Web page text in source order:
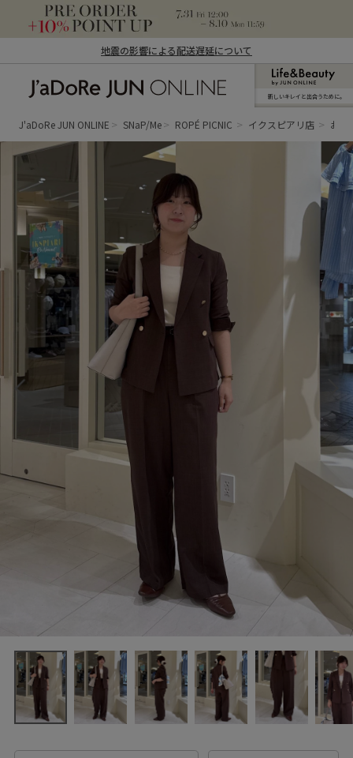
地震の影響による配送遅延について
ン オンライン）
新しいキレイと出合うために。
J'aDoRe JUN ONLINE SNaP/Me ROPÉ PICNIC イクスピアリ店 おゆ